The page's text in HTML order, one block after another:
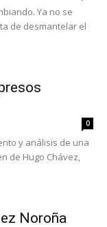
Ya no se
de desmantelar el
0
y análisis de una
de Hugo Chávez,
Noroña